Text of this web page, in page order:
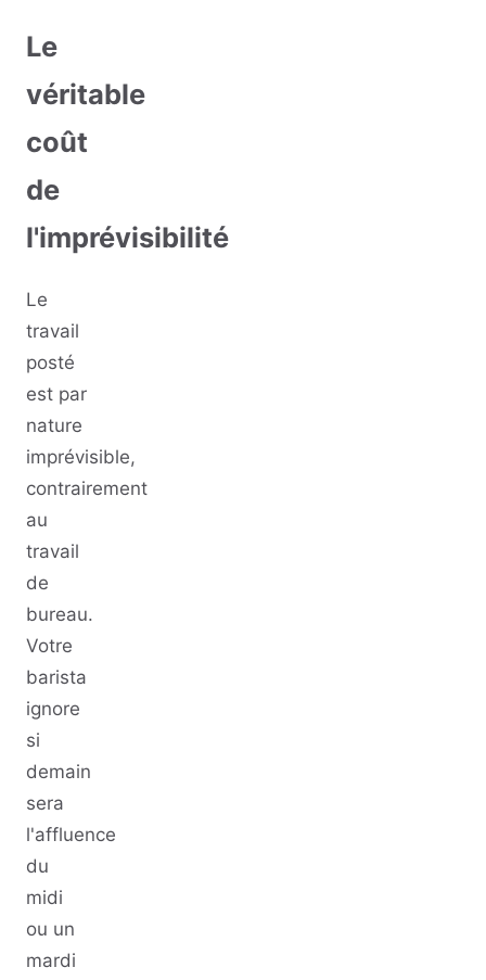
Le
véritable
coût
de
l'imprévisibilité
Le
travail
posté
est par
nature
imprévisible,
contrairement
au
travail
de
bureau.
Votre
barista
ignore
si
demain
sera
l'affluence
du
midi
ou un
mardi